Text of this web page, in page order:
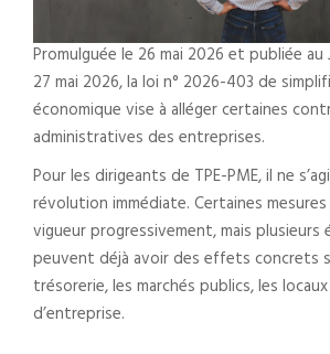
Promulguée le 26 mai 2026 et publiée
27 mai 2026, la loi n° 2026-403 de
économique vise à alléger certaines
administratives des entreprises.
Pour les dirigeants de TPE-PME, il ne
révolution immédiate. Certaines
vigueur progressivement, mais
peuvent déjà avoir des effets concrets
trésorerie, les marchés publics, les
d’entreprise.